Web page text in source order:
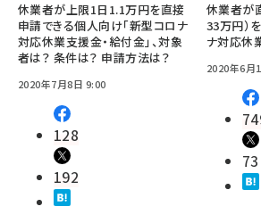
休業者が上限1日1.1万円を直接
申請できる個人向け「新型コロナ
対応休業支援金・給付金」、対象
者は？ 条件は？ 申請方法は？
2020年7月8日 9:00
128
192
休業者が
33万円）
ナ対応休
2020年6月
73